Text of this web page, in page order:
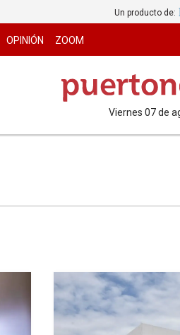
Un producto de:
OPINIÓN ZOOM
viernes 07 de